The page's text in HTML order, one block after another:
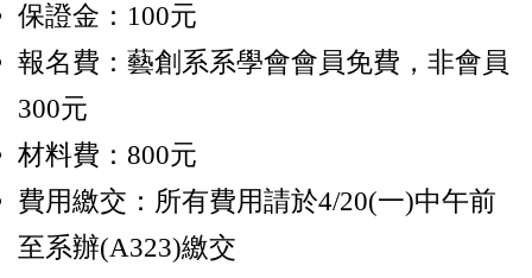
保證金：100元
報名費：藝創系系學會會員免費，非會員
300元
材料費：800元
費用繳交：所有費用請於4/20(一)中午前
至系辦(A323)繳交